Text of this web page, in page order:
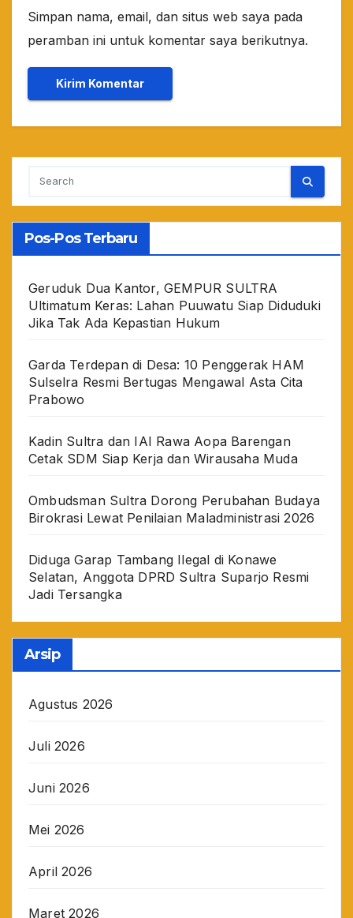
Simpan nama, email, dan situs web saya pada
peramban ini untuk komentar saya berikutnya.
Pos-Pos Terbaru
Geruduk Dua Kantor, GEMPUR SULTRA
Ultimatum Keras: Lahan Puuwatu Siap Diduduki
Jika Tak Ada Kepastian Hukum
Garda Terdepan di Desa: 10 Penggerak HAM
Sulselra Resmi Bertugas Mengawal Asta Cita
Prabowo
Kadin Sultra dan IAI Rawa Aopa Barengan
Cetak SDM Siap Kerja dan Wirausaha Muda
Ombudsman Sultra Dorong Perubahan Budaya
Birokrasi Lewat Penilaian Maladministrasi 2026
Diduga Garap Tambang Ilegal di Konawe
Selatan, Anggota DPRD Sultra Suparjo Resmi
Jadi Tersangka
Arsip
Agustus 2026
Juli 2026
Juni 2026
Mei 2026
April 2026
Maret 2026